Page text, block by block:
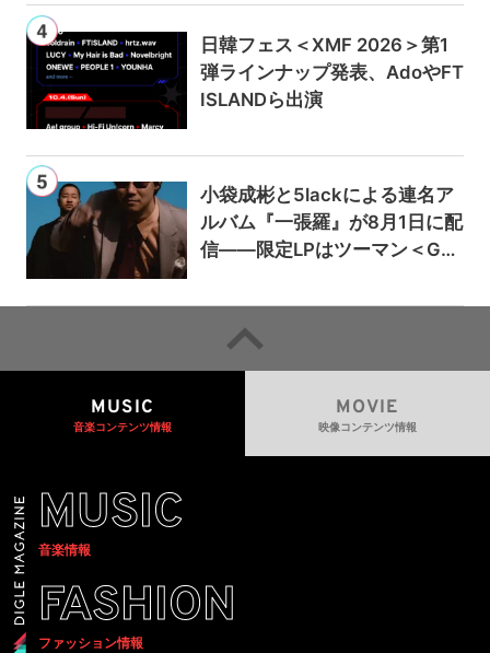
日韓フェス＜XMF 2026＞第1
弾ラインナップ発表、AdoやFT
ISLANDら出演
小袋成彬と5lackによる連名ア
ルバム『一張羅』が8月1日に配
信——限定LPはツーマン＜Gai
MUSIC
音楽コンテンツ情報
MOVIE
映像コンテンツ情報
MUSIC
音楽情報
FASHION
ファッション情報